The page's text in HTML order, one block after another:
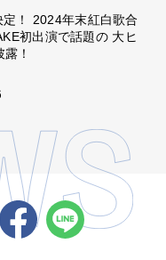
！ 2024年末紅白歌合
初出演で話題の 大ヒ
！